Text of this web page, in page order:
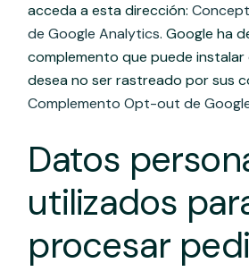
acceda a esta dirección:
de Google Analytics. Google ha
complemento que puede instalar
desea no ser rastreado por sus
Complemento Opt-out de
Datos
utilizados
procesar